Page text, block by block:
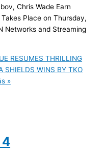
Chris Wade Earn
Place on Thursday,
Networks and Streaming
RESUMES THRILLING
SHIELDS WINS BY TKO
»